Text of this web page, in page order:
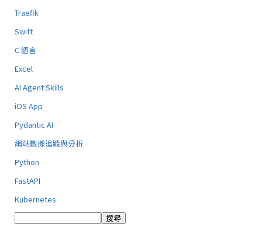
Traefik
Swift
C 語言
Excel
AI Agent Skills
iOS App
Pydantic AI
網站數據追蹤與分析
Python
FastAPI
Kubernetes